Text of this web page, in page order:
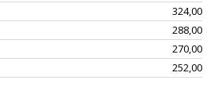
324,00
288,00
270,00
252,00